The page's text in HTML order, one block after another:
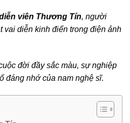
viên Thương Tín, người
vai diễn kinh điển trong điện ảnh
đời đầy sắc màu, sự nghiệp
đáng nhớ của nam nghệ sĩ.